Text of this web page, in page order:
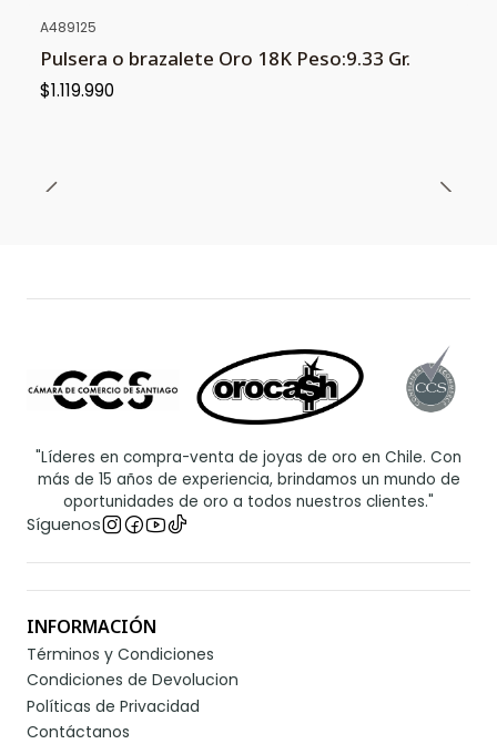
A489125
Pulsera o brazalete Oro 18K Peso:9.33 Gr.
$1.119.990
"Líderes en compra-venta de joyas de oro en Chile. Con
más de 15 años de experiencia, brindamos un mundo de
oportunidades de oro a todos nuestros clientes."
Síguenos
INFORMACIÓN
Términos y Condiciones
Condiciones de Devolucion
Políticas de Privacidad
Contáctanos